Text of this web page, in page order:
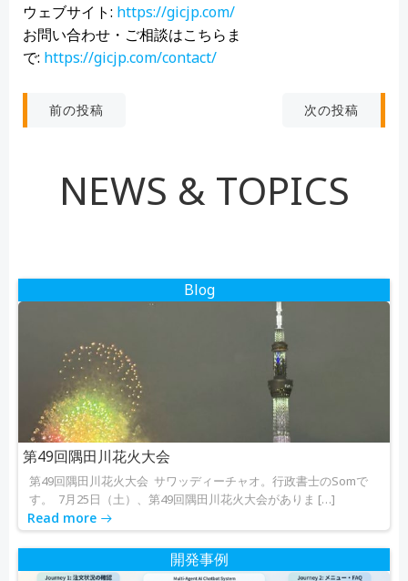
ウェブサイト: https://gicjp.com/
お問い合わせ・ご相談はこちらま
で: https://gicjp.com/contact/
投
ゲ
シ
ョ
ン
前の投稿
ナ
ゲ
ン
次の投稿
NEWS & TOPICS
Blog
第49回隅田川花火大会
第49回隅田川花火大会 サワッディーチャオ。行政書士のSomで
す。 7月25日（土）、第49回隅田川花火大会がありま […]
Read more
開発事例